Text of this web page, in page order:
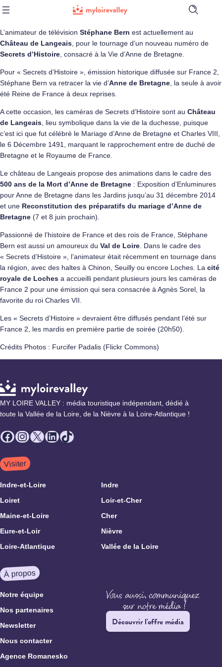
Ouvrir
L’animateur de télévision Stéphane Bern est actuellement au
Château de Langeais , pour le tournage d’un nouveau numéro de
Secrets d’Histoire , consacré à la Vie d’Anne de Bretagne.
Pour « Secrets d’Histoire », émission historique diffusée sur France 2,
Stéphane Bern va retracer la vie d’Anne de Bretagne , la seule à avoir
été Reine de France à deux reprises.
A cette occasion, les caméras de Secrets d’Histoire sont au Château
de Langeais , lieu symbolique dans la vie de la duchesse, puisque
c’est ici que fut célébré le Mariage d’Anne de Bretagne et Charles VIII,
le 6 Décembre 1491, marquant le rapprochement entre de duché de
Bretagne et le Royaume de France.
Le château de Langeais propose des animations dans le cadre des
500 ans de la Mort d’Anne de Bretagne : Exposition d’Enluminures
pour Anne de Bretagne dans les Jardins jusqu’au 31 décembre 2014
et une Reconstitution des préparatifs du mariage d’Anne de
Bretagne (7 et 8 juin prochain).
Passionné de l’histoire de France et des rois de France, Stéphane
Bern est aussi un amoureux du Val de Loire . Dans le cadre des
« Secrets d’Histoire », l’animateur était récemment en tournage dans
la région, avec des haltes à Chinon, Seuilly ou encore Loches. La cité
royale de Loches a accueilli pendant plusieurs jours les caméras de
France 2 pour une émission qui sera consacrée à Agnès Sorel, la
favorite du roi Charles VII.
Les « Secrets d’Histoire » devraient être diffusés pendant l’été sur
France 2, les mardis en première partie de soirée (20h50).
Crédits Photos : Furcifer Padalis (Flickr Commons)
MY LOIRE VALLEY : média touristique indépendant, dédié à
toute la Vallée de la Loire, de la Nièvre à la Loire-Atlantique !
Facebook
Instagram
X LinkedIn
TikTok
Visiter
Indre-et-Loire
Indre
Loiret
Loir-et-Cher
Maine-et-Loire
Cher
Eure-et-Loir
Nièvre
Loire-Atlantique
Vallée de la Loire
À propos
Notre équipe
Nos partenaires
Newsletter
Nous contacter
Agence Romanesko
Découvrir l'offre média